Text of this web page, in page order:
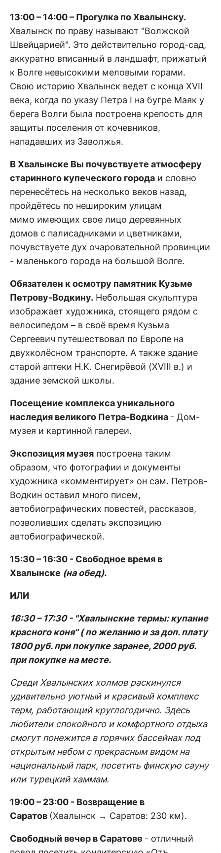
13:00 – 14:00 – Прогулка по Хвалынску.
Хвалынск по праву называют "Волжской
Швейцарией". Это действительно город-сад,
аккуратно вписанный в ландшафт, прижатый
к Волге невысокими меловыми горами.
Свою историю Хвалынск ведет с конца XVII
века, когда по указу Петра I на бугре Маяк у
берега Волги была построена крепость для
защиты поселения от кочевников,
нападавших из Заволжья.
В Хвалынске Вы почувствуете атмосферу
старинного купеческого города и словно
перенесётесь на несколько веков назад,
пройдётесь по нешироким улицам
мимо имеющих свое лицо деревянных
домов с палисадниками и цветниками,
почувствуете дух очаровательной провинции
- маленького города на большой Волге.
Обязателен к осмотру памятник Кузьме
Петрову-Водкину. Небольшая скульптура
изображает художника, стоящего рядом с
велосипедом – в своё время Кузьма
Сергеевич путешествовал по Европе на
двухколёсном транспорте. А также здание
старой аптеки Н.К. Снегирёвой (XVIII в.) и
здание земской школы.
Посещение комплекса уникального
наследия великого Петра-Водкина - Дом-
музея и картинной галереи.
Экспозиция музея построена таким
образом, что фотографии и документы
художника «комментирует» он сам. Петров-
Водкин оставил много писем,
автобиографических повестей, рассказов,
позволивших сделать экспозицию
автобиографической.
15:30 – 16:30 - Свободное время в
Хвалынске (на обед).
ИЛИ
16:30 – 17:30 - "Хвалынские термы: купание
красного коня"( по желанию и за доп. плату
1800 руб. при покупке заранее, 2000 руб.
при покупке на месте.
Среди Хвалынских холмов раскинулся
удивительно уютный и красивый комплекс
терм, работающий круглогодично. Здесь
любители спокойного и комфортного отдыха
смогут понежится в горячих бассейнах под
открытым небом с прекрасным видом на
национальный парк, посетить финскую сауну
или турецкий хаммам.
19:00 – 23:00 - Возвращение в
Саратов (Хвалынск → Саратов: 230 км).
Свободный вечер в Саратове - отличный